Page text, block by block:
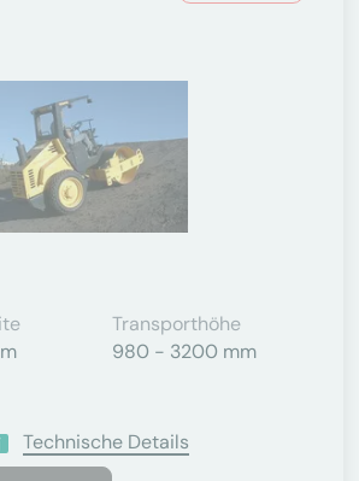
Transporthöhe
980 - 3200 mm
Technische Details